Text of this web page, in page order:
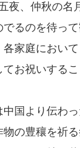
夜、仲秋の名
るのを待っ
家庭におい
てお祝いする
国より伝わっ
の豊穰を祈